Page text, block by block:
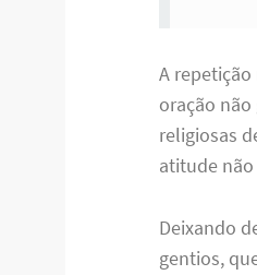
A
oração
religiosas
atitude não
Deixando
gentios,